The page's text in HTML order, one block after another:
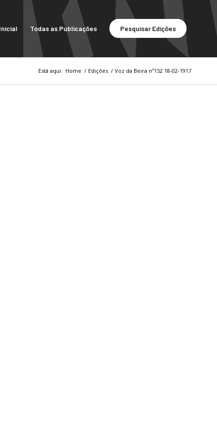
Todas as Publicações Pesquisar Edições
Está aqui: Home / Edições / Voz da Beira nº152 18-02-1917